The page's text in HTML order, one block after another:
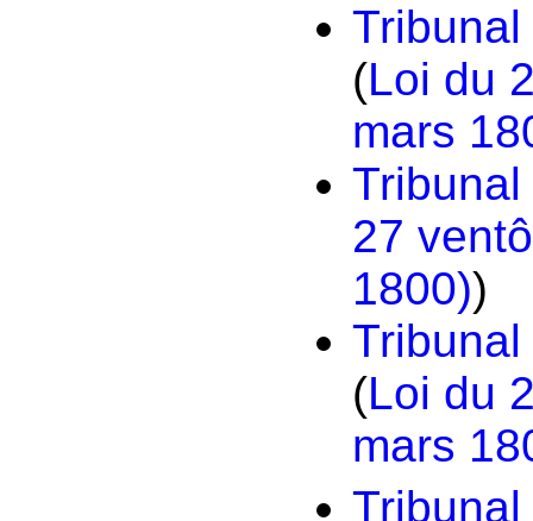
(Loi du
mars
Tribunal
27
1800))
(Loi du
mars